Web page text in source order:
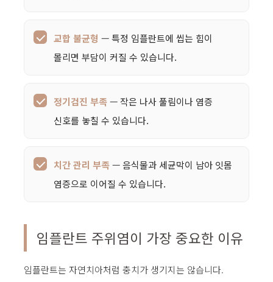
교합 불균형 — 특정 임플란트에 씹는 힘이
몰리면 부담이 커질 수 있습니다.
정기검진 부족— 작은 나사 풀림이나 염증
신호를 놓칠 수 있습니다.
치간 관리 부족— 음식물과 세균막이 남아 잇몸
염증으로 이어질 수 있습니다.
임플란트 주위염이 가장 중요한 이유
임플란트는 자연치아처럼 충치가 생기지는 않습니다.